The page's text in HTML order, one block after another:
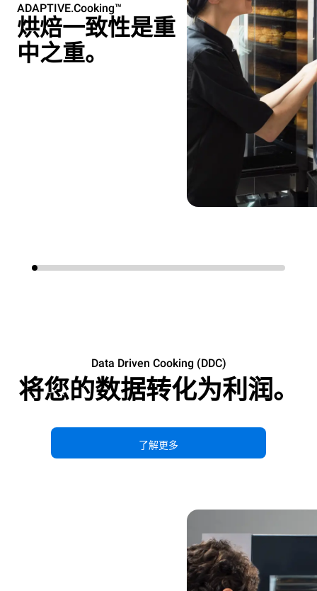
ADAPTIVE.Cooking™
烘焙一致性是重
中之重。
Data Driven Cooking (DDC)
将您的数据转化为利润。
了解更多